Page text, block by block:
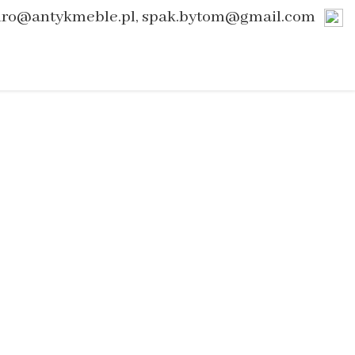
spak.bytom@gmail.com